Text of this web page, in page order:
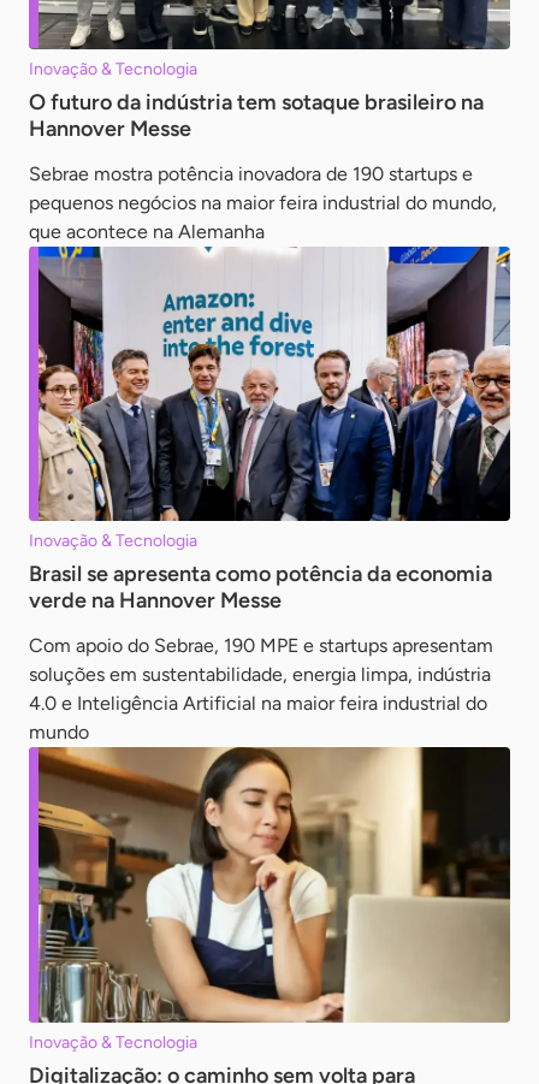
Inovação & Tecnologia
O futuro da indústria tem sotaque brasileiro na
Hannover Messe
Sebrae mostra potência inovadora de 190 startups e
pequenos negócios na maior feira industrial do mundo,
que acontece na Alemanha
Inovação & Tecnologia
Brasil se apresenta como potência da economia
verde na Hannover Messe
Com apoio do Sebrae, 190 MPE e startups apresentam
soluções em sustentabilidade, energia limpa, indústria
4.0 e Inteligência Artificial na maior feira industrial do
mundo
Inovação & Tecnologia
Digitalização: o caminho sem volta para